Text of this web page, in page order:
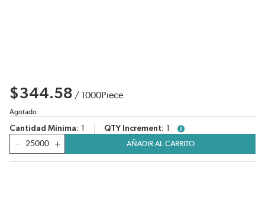
$344.58 / 1000Piece
Agotado
Cantidad Mínima QTY Increment
more info
Cantidad
AÑADIR AL CARRITO